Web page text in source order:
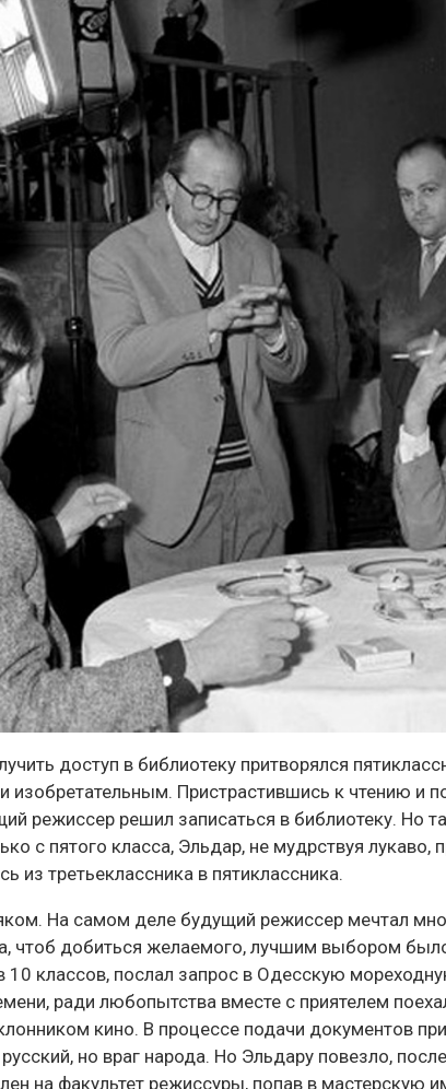
доступ в библиотеку притворялся
изобретательным. Пристрастившись к чтению и
режиссер решил записаться в библиотеку. Но
с пятого класса, Эльдар, не мудрствуя
из третьеклассника в пятиклассника.
На самом деле будущий режиссер мечтал
чтоб добиться желаемого, лучшим выбором
10 классов, послал запрос в Одесскую
ради любопытства вместе с приятелем
кино. В процессе подачи документов
русский, но враг народа. Но Эльдару повезло,
на факультет режиссуры, попав в мастерскую